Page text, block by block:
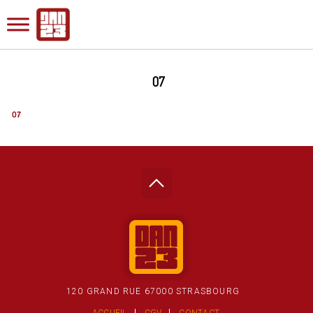
07
120 GRAND RUE 67000 STRASBOURG